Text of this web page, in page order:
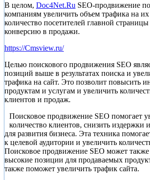
В целом, Doc4Net.Ru SEO-продвижение
компаниям увеличить объем трафика на их
количество посетителей главной
конверсию в продажи.
https://Cmsview.ru/
Целью поискового продвижения SEO
позиций выше в результатах поиска и
трафика на сайт. Это позволит повысить
продуктам и услугам и увеличить
клиентов и продаж.
Поисковое продвижение SEO помогает
количество клиентов, снизить издержки
для развития бизнеса. Эта техника
к целевой аудитории и увеличить
Поисковое продвижение SEO может также
высокие позиции для продаваемых
также поможет увеличить трафик сайта.